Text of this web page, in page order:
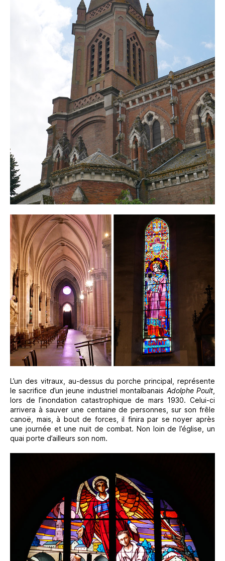
L’un des vitraux, au-dessus du porche principal, représente
le sacrifice d’un jeune industriel montalbanais Adolphe Poult
lors de l’inondation catastrophique de mars 1930. Celui-ci
arrivera à sauver une centaine de personnes, sur son frêle
canoë, mais, à bout de forces, il finira par se noyer après
une journée et une nuit de combat. Non loin de l’église, un
quai porte d’ailleurs son nom.